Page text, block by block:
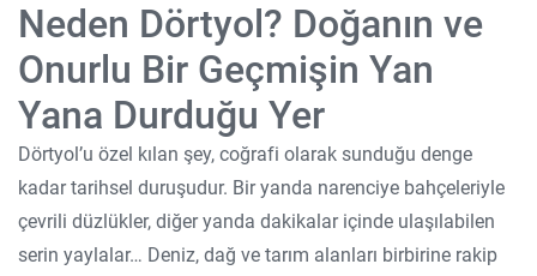
Neden Dörtyol? Doğanın ve
Onurlu Bir Geçmişin Yan
Yana Durduğu Yer
Dörtyol’u özel kılan şey, coğrafi olarak sunduğu denge
kadar tarihsel duruşudur. Bir yanda narenciye bahçeleriyle
çevrili düzlükler, diğer yanda dakikalar içinde ulaşılabilen
serin yaylalar… Deniz, dağ ve tarım alanları birbirine rakip